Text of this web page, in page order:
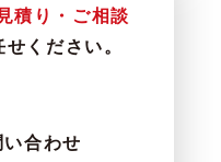
積り・ご相談
ください。
い合わせ